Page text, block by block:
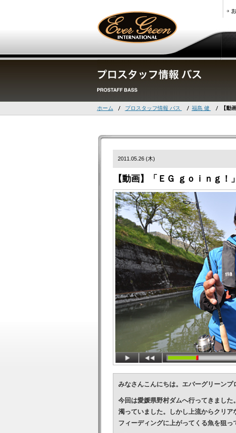
ホーム プロスタッフ情報 バス 福島 健 【動
2011.05.26 (木)
【動画】「ＥＧ ｇｏｉｎｇ
みなさんこんにちは。エバーグリーンプ
今回は愛媛県野村ダムへ行ってきまし
濁っていました。しかし上流からクリ
フィーディングに上がってくる魚を狙っ